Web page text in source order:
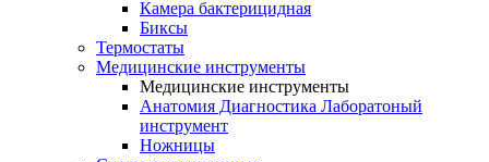
Камера бактерицидная
Биксы
Термостаты
Медицинские инструменты
Медицинские инструменты
Анатомия Диагностика Лаборатоный
инструмент
Ножницы